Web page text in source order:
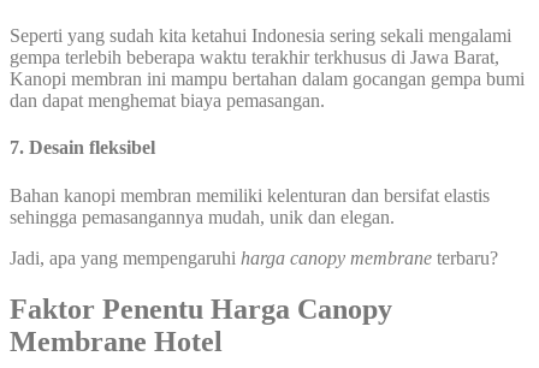
Seperti yang sudah kita ketahui Indonesia sering sekali mengalami
gempa terlebih beberapa waktu terakhir terkhusus di Jawa Barat,
Kanopi membran ini mampu bertahan dalam gocangan gempa bumi
dan dapat menghemat biaya pemasangan.
7. Desain fleksibel
Bahan kanopi membran memiliki kelenturan dan bersifat elastis
sehingga pemasangannya mudah, unik dan elegan.
Jadi, apa yang mempengaruhi harga canopy membrane terbaru?
Faktor Penentu Harga Canopy
Membrane Hotel